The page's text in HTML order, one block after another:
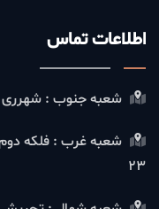
اطلاعات تماس
شعبه جنوب : شهرری
شعبه غرب : فلکه دوم
23